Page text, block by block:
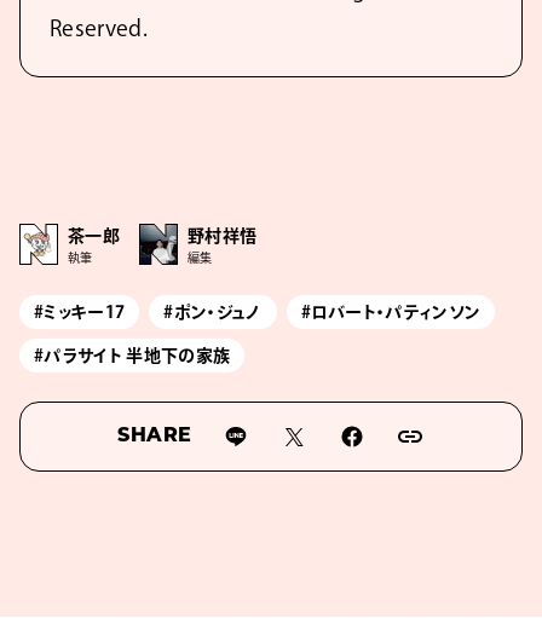
Reserved.
茶一郎
執筆
野村祥悟
編集
#ミッキー17 #ポン・ジュノ #ロバート・パティンソン
#パラサイト 半地下の家族
SHARE